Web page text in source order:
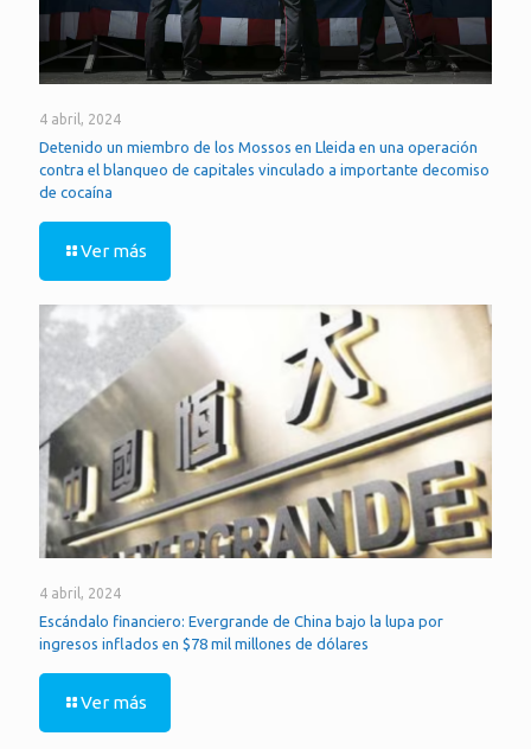
4 abril, 2024
Detenido un miembro de los Mossos en Lleida en una operación
contra el blanqueo de capitales vinculado a importante decomiso
de cocaína
Ver más
4 abril, 2024
Escándalo financiero: Evergrande de China bajo la lupa por
ingresos inflados en $78 mil millones de dólares
Ver más